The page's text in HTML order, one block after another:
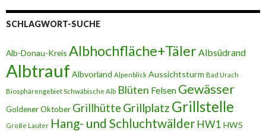
SCHLAGWORT-SUCHE
Alb-Donau-Kreis Albhochfläche+TälerAlbsüdrand
Albtrauf Albvorland Alpenblick Aussichtsturm Bad Urach
Biosphärengebiet Schwäbische Alb Blüten Felsen Gewässer
Goldener Oktober Grillhütte Grillplatz Grillstelle
Große Lauter Hang- und SchluchtwälderHW1 HW5